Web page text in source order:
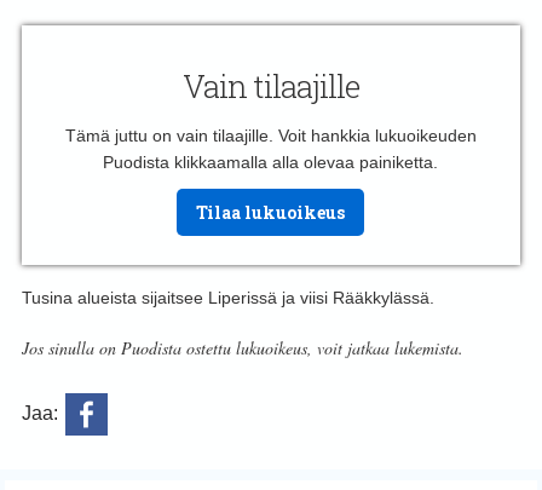
Vain tilaajille
Tämä juttu on vain tilaajille. Voit hankkia lukuoikeuden
Puodista klikkaamalla alla olevaa painiketta.
Tilaa lukuoikeus
Tusina alueista sijaitsee Liperissä ja viisi Rääkkylässä.
Jos sinulla on Puodista ostettu lukuoikeus, voit jatkaa lukemista.
Jaa: